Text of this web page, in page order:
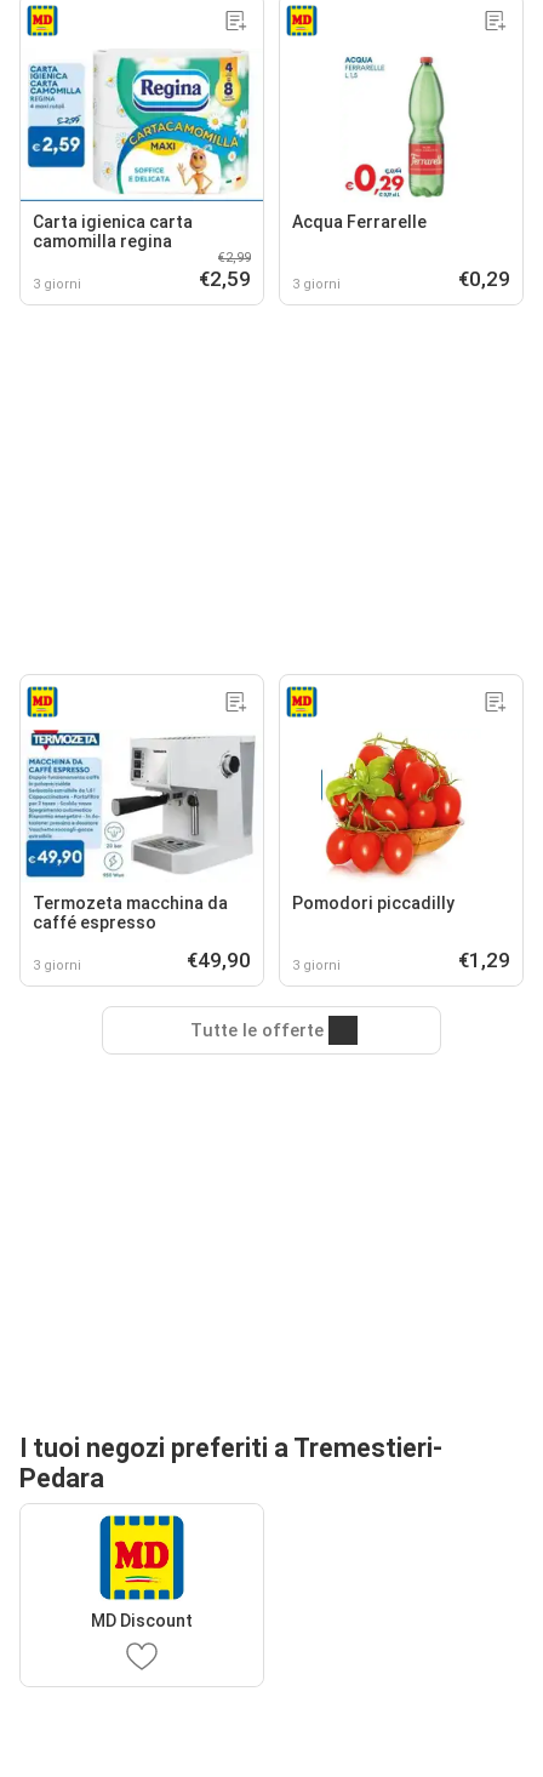
Carta igienica carta
camomilla regina
3 giorni
€2,99
€2,59
Acqua Ferrarelle
3 giorni €0,29
Termozeta macchina da
caffé espresso
3 giorni €49,90
Pomodori piccadilly
3 giorni €1,29
Tutte le offerte
I tuoi negozi preferiti a Tremestieri-
Pedara
MD Discount